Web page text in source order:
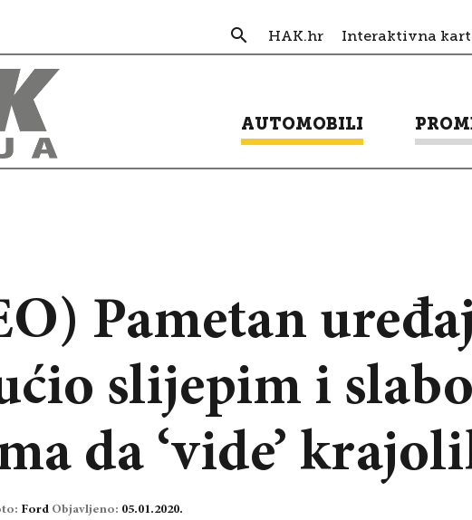
HAK.hr Interaktivna
AUTOMOBILI
Pametan
slijepim i
da ‘vide’
Ford Objavljeno: 05.01.2020.